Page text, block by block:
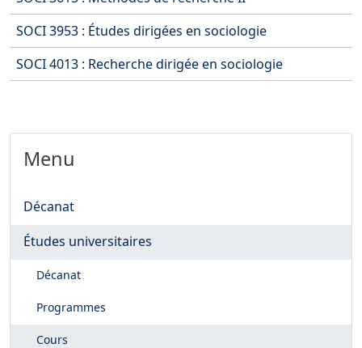
SOCI 3953 : Études dirigées en sociologie
SOCI 4013 : Recherche dirigée en sociologie
Menu
Décanat
Études universitaires
Décanat
Programmes
Cours